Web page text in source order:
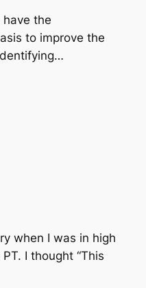
the
to improve the
when I was in high
I thought “This